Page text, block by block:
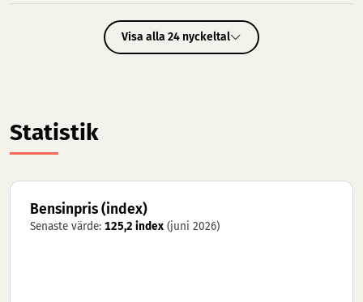
Visa alla 24 nyckeltal
Statistik
Bensinpris (index)
Senaste värde: 125,2 index (juni 2026)